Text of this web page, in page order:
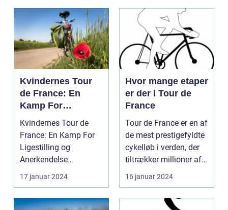
Kvindernes Tour
de France: En
Kamp For
Ligestilling og
Anerkendelse
Kvindernes Tour de
France: En Kamp For
Ligestilling og
Anerkendelse
Introduktion til
Kvindernes To...
17 januar 2024
Hvor mange etaper
er der i Tour de
France
Tour de France er en af
de mest prestigefyldte
cykelløb i verden, der
tiltrækker millioner af
tilsku...
16 januar 2024